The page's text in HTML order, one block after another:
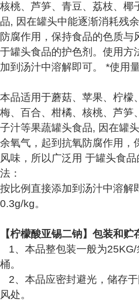
核桃、芦笋、青豆、荔枝、椰
品, 因在罐头中能逐渐消耗残
防腐作用，保持食品的色质与
于罐头食品的护色剂。使用方
加到汤汁中溶解即可。 *使用
本品适用于蘑菇、苹果、柠檬
梅、百合、柑橘、核桃、芦笋
子汁等果蔬罐头食品, 因在罐
余氧气，起到抗氧防腐作用，
风味，所以广泛用 于罐头食
法：
按比例直接添加到汤汁中溶解
0.3g/kg。
【柠檬酸亚锡二钠】包装和贮
1、本品整包装一般为25KG/
桶。
2、本品应密封避光，储存
风处。